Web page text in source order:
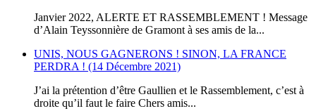
Janvier 2022, ALERTE ET RASSEMBLEMENT ! Message
d’Alain Teyssonnière de Gramont à ses amis de la...
UNIS, NOUS GAGNERONS ! SINON, LA FRANCE
PERDRA ! (14 Décembre 2021)
J’ai la prétention d’être Gaullien et le Rassemblement, c’est à
droite qu’il faut le faire Chers amis...